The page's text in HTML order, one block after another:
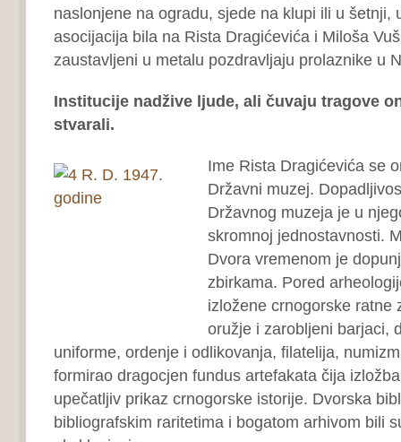
naslonjene na ogradu, sjede na klupi ili u šetnji,
asocijacija bila na Rista Dragićevića i Miloša
zaustavljeni u metalu pozdravljaju prolaznike u
Institucije nadžive ljude, ali čuvaju tragove
stvarali.
Ime Rista Dragićevića se
Državni muzej.
Državnog muzeja je u
skromnoj jednostavnosti.
Dvora vremenom je
zbirkama. Pored
izložene crnogorske ratne
oružje i zarobljeni barjaci,
uniforme, ordenje i odlikovanja, filatelija,
formirao dragocjen fundus artefakata čija
upečatljiv prikaz crnogorske istorije. Dvorska
bibliografskim raritetima i bogatom arhivom bili